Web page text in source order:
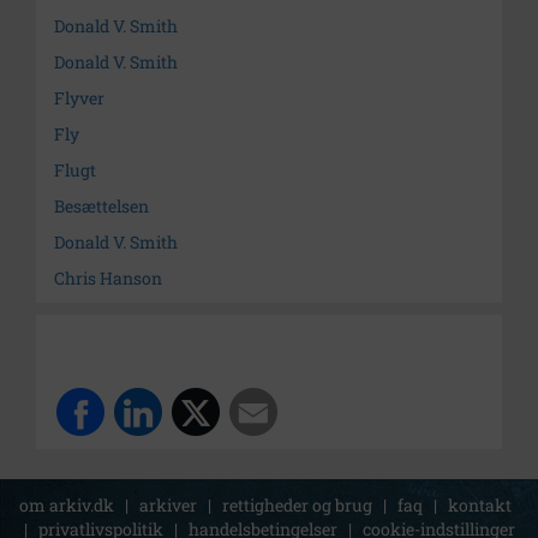
Donald V. Smith
Donald V. Smith
Flyver
Fly
Flugt
Besættelsen
Donald V. Smith
Chris Hanson
om arkiv.dk | arkiver | rettigheder og brug | faq | kontakt
| privatlivspolitik | handelsbetingelser | cookie-indstillinger